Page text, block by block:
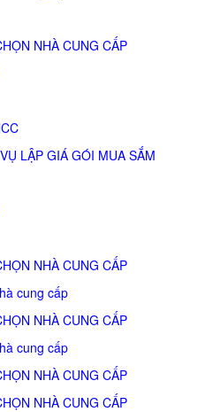
NHÀ CUNG CẤP
LẬP GIÁ GÓI MUA SẮM
NHÀ CUNG CẤP
cung cấp
NHÀ CUNG CẤP
cung cấp
NHÀ CUNG CẤP
NHÀ CUNG CẤP